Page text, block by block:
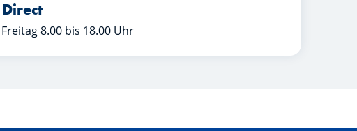
8.00 bis 18.00 Uhr